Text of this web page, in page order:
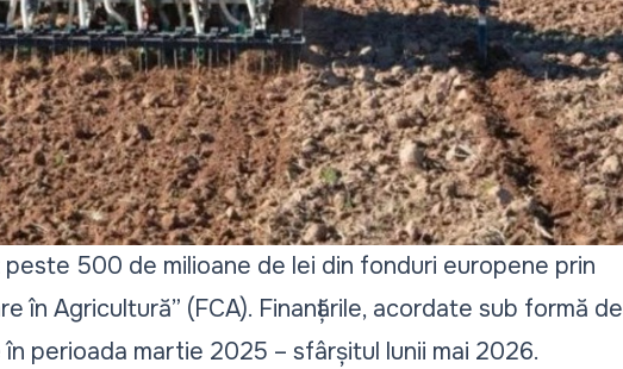
500 de milioane de lei din fonduri europene prin
în Agricultură” (FCA). Finanțările, acordate sub formă de
perioada martie 2025 – sfârșitul lunii mai 2026.